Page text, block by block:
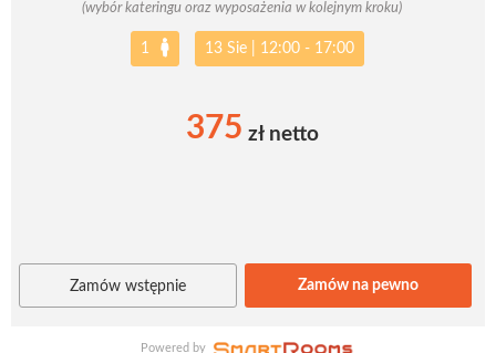
(wybór kateringu oraz wyposażenia w kolejnym kroku)
1 13 Sie 12:00 - 17:00
375 zł netto
Zamów wstępnie Zamów na pewno
Powered by